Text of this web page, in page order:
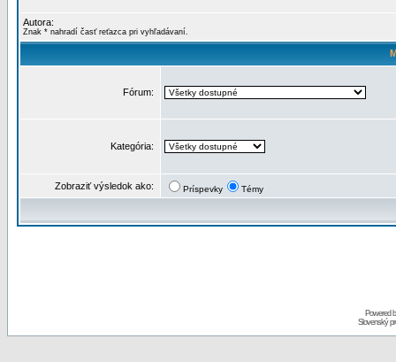
Autora:
Znak * nahradí časť reťazca pri vyhľadávaní.
Fórum:
Kategória:
Zobraziť výsledok ako: Príspevky Témy
Powered
Slovenský